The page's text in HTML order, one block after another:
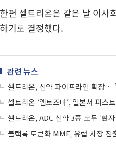
한편 셀트리온은 같은 날 이사
하기로 결정했다.
관련 뉴스
셀트리온, 신약 파이프라인 확장…
셀트리온 ‘앱토즈마’, 일본서 퍼스
셀트리온, ADC 신약 3종 모두 ‘환자
블랙록 토큰화 MMF, 유럽 시장 진